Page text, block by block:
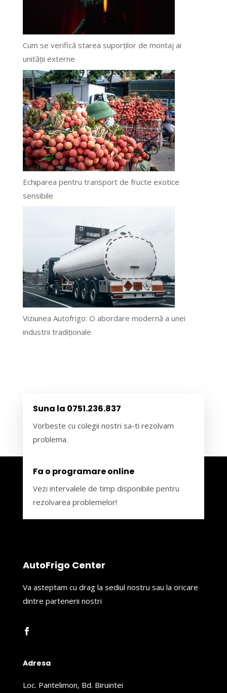
Cum se verifică starea suporților de montaj ai
unității externe
Echiparea pentru transport de fructe exotice
sensibile
Viziunea Autofrigo: O abordare modernă a unei
industrii tradiționale
Suna la 0751.236.837
Vorbeste cu colegii nostri sa-ti rezolvam
problema.
Fa o programare online
Vezi intervalele de timp disponibile pentru
rezolvarea problemelor!
AutoFrigo Center
Va asteptam cu drag la sediul nostru sau la oricare
dintre partenerii nostri
Adresa
Loc. Pantelimon, Bd. Biruintei